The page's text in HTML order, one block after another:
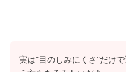
実は"目のしみにくさ"だけ